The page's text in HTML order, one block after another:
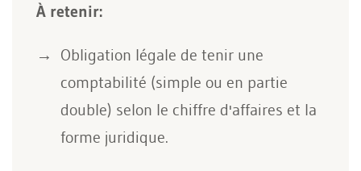
À retenir:
Obligation légale de tenir une
comptabilité (simple ou en partie
double) selon le chiffre d'affaires et la
forme juridique.